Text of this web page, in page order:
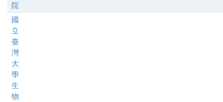
院
國
立
臺
灣
大
學
生
物